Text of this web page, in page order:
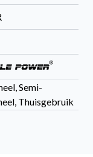
en
en
gym en outdoor
voor veilige
Semi-
Thuisgebruik